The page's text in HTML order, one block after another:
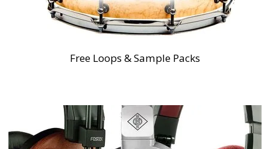
Free Loops & Sample Packs